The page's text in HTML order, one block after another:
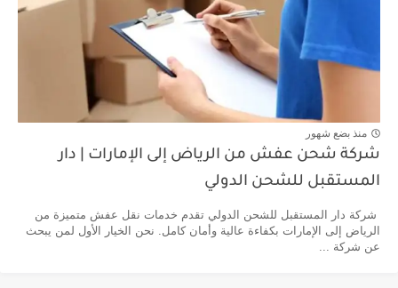
منذ بضع شهور
شركة شحن عفش من الرياض إلى الإمارات | دار
المستقبل للشحن الدولي
شركة دار المستقبل للشحن الدولي تقدم خدمات نقل عفش متميزة من
الرياض إلى الإمارات بكفاءة عالية وأمان كامل. نحن الخيار الأول لمن يبحث
عن شركة ...